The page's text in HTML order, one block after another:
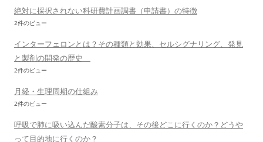
絶対に採択されない科研費計画調書（申請書）の特徴
2件のビュー
インターフェロンとは？その種類と効果、セルシグナリング、発見
と製剤の開発の歴史
2件のビュー
月経・生理周期の仕組み
2件のビュー
呼吸で肺に吸い込んだ酸素分子は、その後どこに行くのか？どうや
って目的地に行くのか？